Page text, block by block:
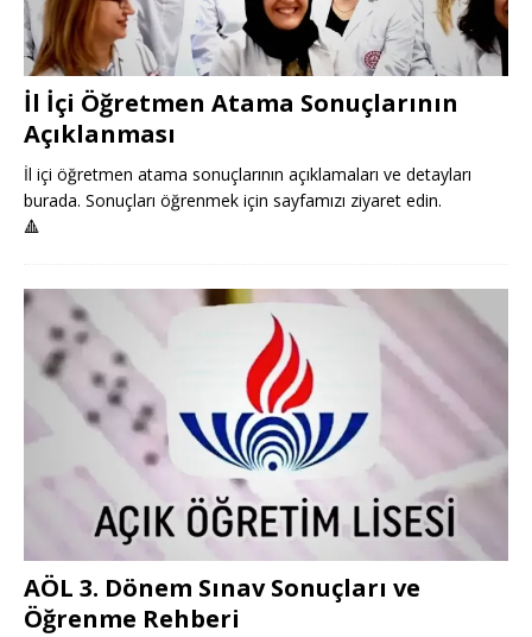
İl İçi Öğretmen Atama Sonuçlarının
Açıklanması
İl içi öğretmen atama sonuçlarının açıklamaları ve detayları
burada. Sonuçları öğrenmek için sayfamızı ziyaret edin.
🔺
AÖL 3. Dönem Sınav Sonuçları ve
Öğrenme Rehberi